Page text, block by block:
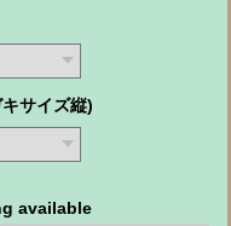
サイズ縦)
available